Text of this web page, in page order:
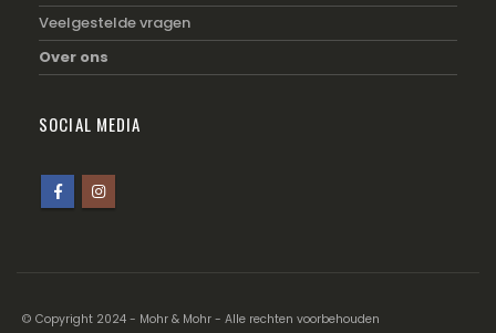
Veelgestelde vragen
Over ons
SOCIAL MEDIA
© Copyright 2024 - Mohr & Mohr - Alle rechten voorbehouden